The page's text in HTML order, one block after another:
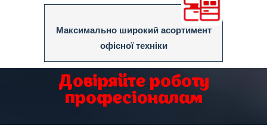
Максимально широкий асортимент
офісної техніки
Довіряйте роботу
професіоналам